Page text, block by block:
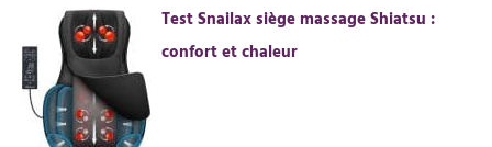
Test Snailax siège massage Shiatsu :
confort et chaleur